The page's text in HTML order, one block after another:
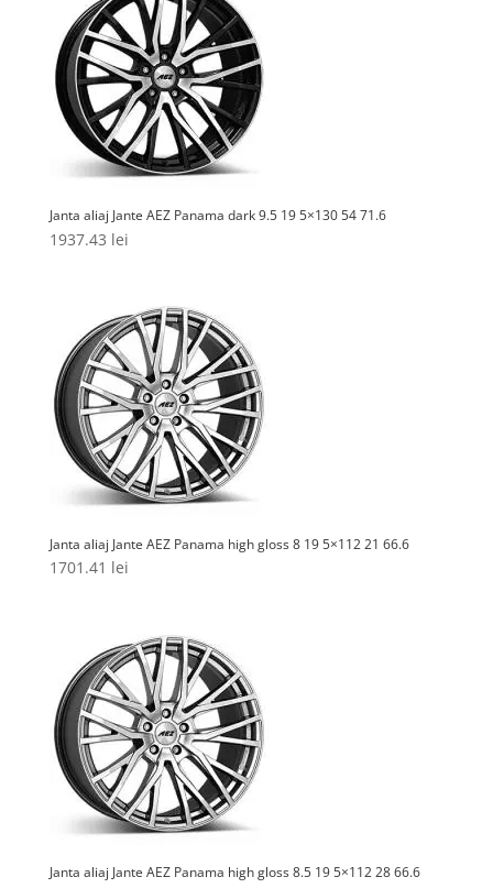
Janta aliaj Jante AEZ Panama dark 9.5 19 5×130 54 71.6
1937.43 lei
Janta aliaj Jante AEZ Panama high gloss 8 19 5×112 21 66.6
1701.41 lei
Janta aliaj Jante AEZ Panama high gloss 8.5 19 5×112 28 66.6